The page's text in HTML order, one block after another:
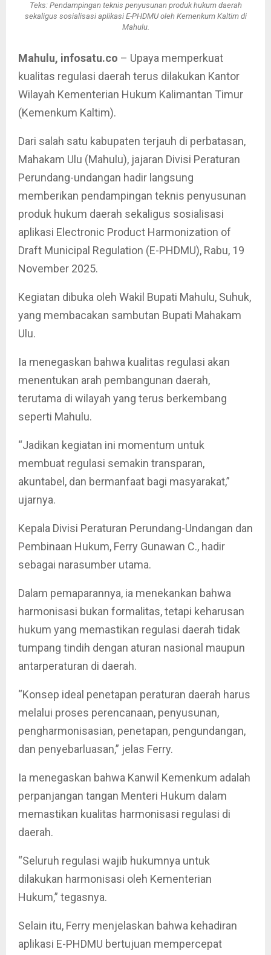
Teks: Pendampingan teknis penyusunan produk hukum daerah
sekaligus sosialisasi aplikasi E-PHDMU oleh Kemenkum Kaltim di
Mahulu.
Mahulu, infosatu.co – Upaya memperkuat
kualitas regulasi daerah terus dilakukan Kantor
Wilayah Kementerian Hukum Kalimantan Timur
(Kemenkum Kaltim).
Dari salah satu kabupaten terjauh di perbatasan,
Mahakam Ulu (Mahulu), jajaran Divisi Peraturan
Perundang-undangan hadir langsung
memberikan pendampingan teknis penyusunan
produk hukum daerah sekaligus sosialisasi
aplikasi Electronic Product Harmonization of
Draft Municipal Regulation (E-PHDMU), Rabu, 19
November 2025.
Kegiatan dibuka oleh Wakil Bupati Mahulu, Suhuk,
yang membacakan sambutan Bupati Mahakam
Ulu.
Ia menegaskan bahwa kualitas regulasi akan
menentukan arah pembangunan daerah,
terutama di wilayah yang terus berkembang
seperti Mahulu.
“Jadikan kegiatan ini momentum untuk
membuat regulasi semakin transparan,
akuntabel, dan bermanfaat bagi masyarakat,”
ujarnya.
Kepala Divisi Peraturan Perundang-Undangan dan
Pembinaan Hukum, Ferry Gunawan C., hadir
sebagai narasumber utama.
Dalam pemaparannya, ia menekankan bahwa
harmonisasi bukan formalitas, tetapi keharusan
hukum yang memastikan regulasi daerah tidak
tumpang tindih dengan aturan nasional maupun
antarperaturan di daerah.
“Konsep ideal penetapan peraturan daerah harus
melalui proses perencanaan, penyusunan,
pengharmonisasian, penetapan, pengundangan,
dan penyebarluasan,” jelas Ferry.
Ia menegaskan bahwa Kanwil Kemenkum adalah
perpanjangan tangan Menteri Hukum dalam
memastikan kualitas harmonisasi regulasi di
daerah.
“Seluruh regulasi wajib hukumnya untuk
dilakukan harmonisasi oleh Kementerian
Hukum,” tegasnya.
Selain itu, Ferry menjelaskan bahwa kehadiran
aplikasi E-PHDMU bertujuan mempercepat